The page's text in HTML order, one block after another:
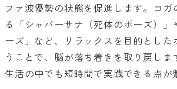
ファ波優勢の状態を促進します。ヨガ
る「シャバーサナ（死体のポーズ）」
ーズ」など、リラックスを目的とした
うことで、脳が落ち着きを取り戻しま
生活の中でも短時間で実践できる点が